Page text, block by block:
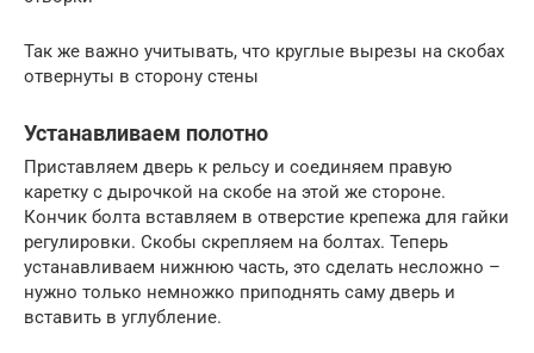
Так же важно учитывать, что круглые вырезы на скобах
отвернуты в сторону стены
Устанавливаем полотно
Приставляем дверь к рельсу и соединяем правую
каретку с дырочкой на скобе на этой же стороне.
Кончик болта вставляем в отверстие крепежа для гайки
регулировки. Скобы скрепляем на болтах. Теперь
устанавливаем нижнюю часть, это сделать несложно –
нужно только немножко приподнять саму дверь и
вставить в углубление.